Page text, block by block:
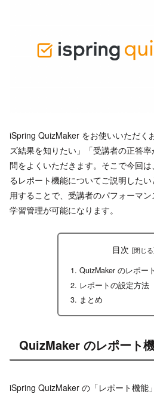
iSpring QuizMaker をお使いいただく
ズ結果を知りたい」「受講者の正答
問をよくいただきます。そこで今回
るレポート機能についてご説明した
用することで、受講者のパフォーマ
学習管理が可能になります。
目次
QuizMaker のレポー
レポートの設定方法
まとめ
QuizMaker のレポート
iSpring QuizMaker の「レポート機能